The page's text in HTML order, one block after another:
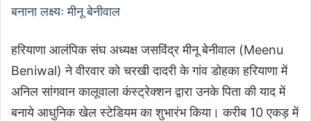
बनाना लक्ष्यः मीनू बेनीवाल
हरियाणा आलंपिक संघ अध्यक्ष जसविंद्र मीनू बेनीवाल (Meenu
Beniwal) ने वीरवार को चरखी दादरी के गांव डोहका हरियाणा में
अनिल सांगवान कालूवाला कंस्ट्रेक्शन द्वारा उनके पिता की याद में
बनाये आधुनिक खेल स्टेडियम का शुभारंभ किया। करीब 10 एकड़ में